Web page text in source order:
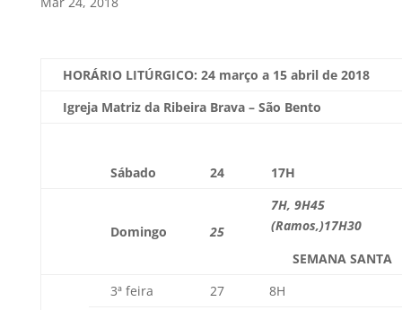
HORÁRIO LITÚRGICO: 24março a 15 abril de 2018
Igreja Matriz da Ribeira Brava – São Bento
Sábado 24 17H
Domingo 25
7H, 9H45
(Ramos,)17H30
SEMANA SANTA
3ª feira
27
8H